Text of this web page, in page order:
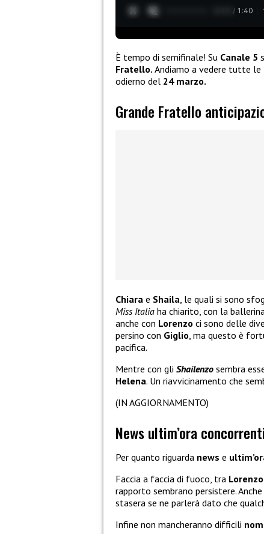
0:13 / 1:40
È tempo di semifinale! Su Canale 5
Fratello. Andiamo a vedere tutte le
odierno del 24 marzo.
Grande Fratello
Chiara e Shaila , le quali si sono
Miss Italia ha chiarito, con la
anche con Lorenzo ci sono delle
persino con Giglio , ma questo è
pacifica.
Mentre con gli Shailenzo sembra
Helena. Un riavvicinamento che
(IN AGGIORNAMENTO)
News ultim’ora
Per quanto riguarda news e
Faccia a faccia di fuoco, tra Lorenzo
rapporto sembrano persistere.
stasera se ne parlerà dato che
Infine non mancheranno difficili